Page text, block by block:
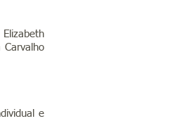
Carvalho
e